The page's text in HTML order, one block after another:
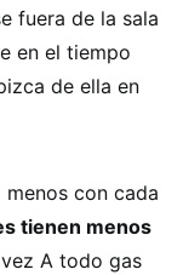
fuera de la sala
en el tiempo
de ella en
con cada
tienen menos
A todo gas